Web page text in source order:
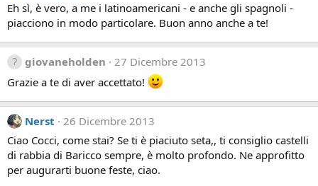
Eh sì, è vero, a me i latinoamericani - e anche gli spagnoli -
piacciono in modo particolare. Buon anno anche a te!
giovaneholden
27 Dicembre 2013
Grazie a te di aver accettato!
Nerst
26 Dicembre 2013
Ciao Cocci, come stai? Se ti è piaciuto seta,, ti consiglio castelli
di rabbia di Baricco sempre, è molto profondo. Ne approfitto
per augurarti buone feste, ciao.